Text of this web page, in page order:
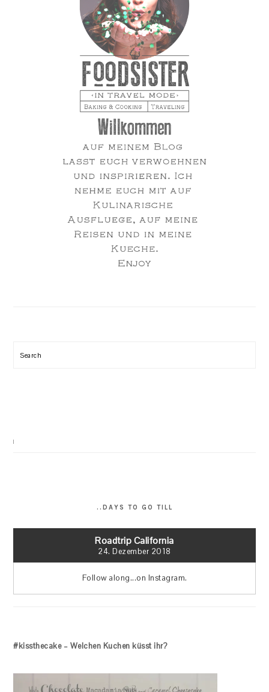
Search
..DAYS TO GO TILL
Roadtrip California
24. Dezember 2018
Follow along...on Instagram.
#kissthecake – Welchen Kuchen küsst ihr?